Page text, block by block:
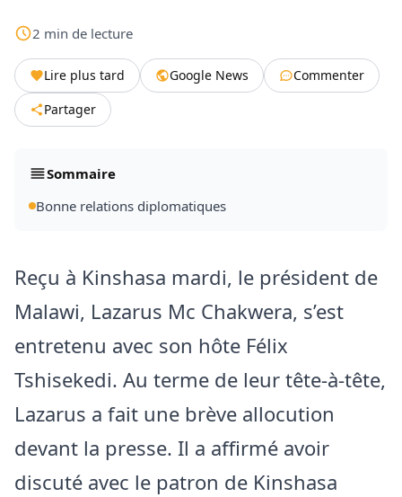
2 min de lecture
Lire plus tard Google News
Commenter
Partager
Sommaire
Bonne relations diplomatiques
Reçu à Kinshasa mardi, le président de
Malawi, Lazarus Mc Chakwera, s’est
entretenu avec son hôte Félix
Tshisekedi. Au terme de leur tête-à-tête,
Lazarus a fait une brève allocution
devant la presse. Il a affirmé avoir
discuté avec le patron de Kinshasa